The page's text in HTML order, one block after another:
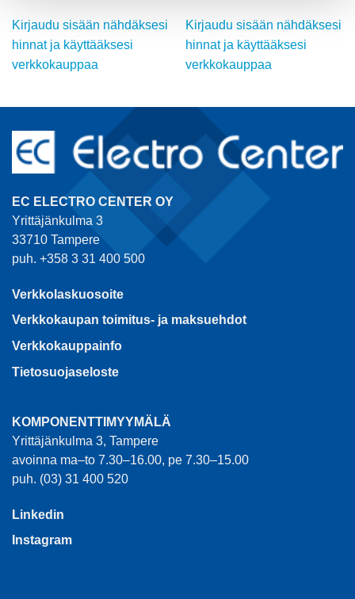
Kirjaudu sisään nähdäksesi
hinnat ja käyttääksesi
verkkokauppaa
Kirjaudu sisään nähdäksesi
hinnat ja käyttääksesi
verkkokauppaa
EC ELECTRO CENTER OY
Yrittäjänkulma 3
33710 Tampere
puh. +358 3 31 400 500
Verkkolaskuosoite
Verkkokaupan toimitus- ja maksuehdot
Verkkokauppainfo
Tietosuojaseloste
KOMPONENTTIMYYMÄLÄ
Yrittäjänkulma 3, Tampere
avoinna ma–to 7.30–16.00, pe 7.30–15.00
puh. (03) 31 400 520
Linkedin
Instagram